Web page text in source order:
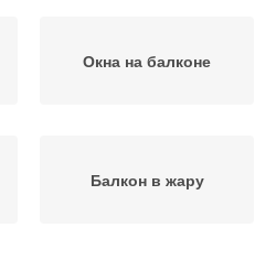
Окна на балконе
Балкон в жару